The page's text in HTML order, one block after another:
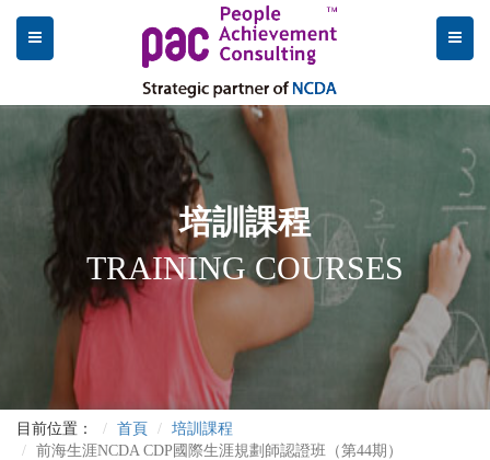
培訓課程
TRAINING COURSES
目前位置： 首頁
培訓課程
前海生涯NCDA CDP國際生涯規劃師認證班（第44期）